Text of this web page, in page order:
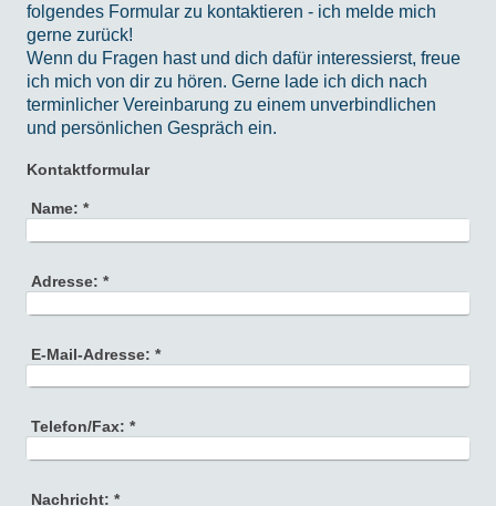
folgendes Formular zu kontaktieren - ich melde mich
gerne zurück!
Wenn du Fragen hast und dich dafür interessierst, freue
ich mich von dir zu hören. Gerne lade ich dich nach
terminlicher Vereinbarung zu einem unverbindlichen
und persönlichen Gespräch ein.
Kontaktformular
Name: *
Adresse: *
E-Mail-Adresse: *
Telefon/Fax: *
Nachricht: *